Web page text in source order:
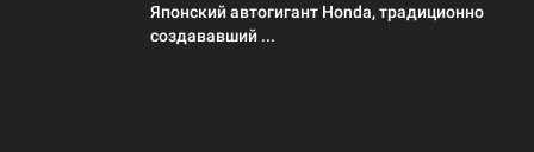
Японский автогигант Honda, традиционно
создававший ...